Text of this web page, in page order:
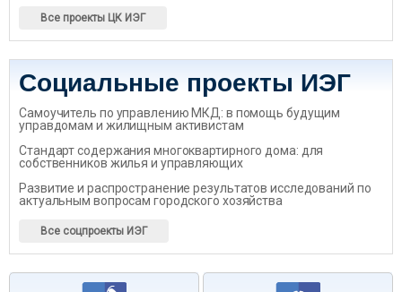
Все проекты ЦК ИЭГ
Социальные проекты ИЭГ
Самоучитель по управлению МКД: в помощь будущим
управдомам и жилищным активистам
Стандарт содержания многоквартирного дома: для
собственников жилья и управляющих
Развитие и распространение результатов исследований по
актуальным вопросам городского хозяйства
Все соцпроекты ИЭГ